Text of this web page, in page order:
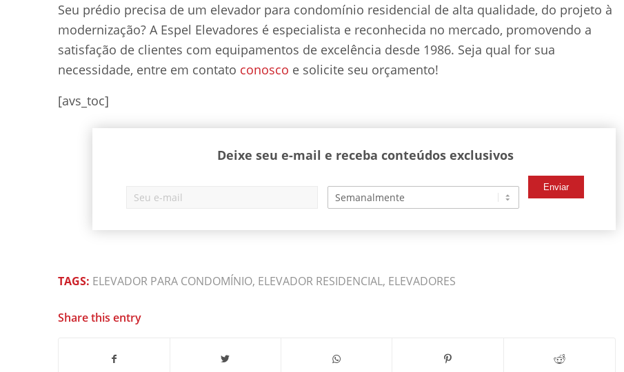
Seu prédio precisa de um elevador para condomínio residencial de alta qualidade, do projeto à
modernização? A Espel Elevadores é especialista e reconhecida no mercado, promovendo a
satisfação de clientes com equipamentos de excelência desde 1986. Seja qual for sua
necessidade, entre em contato conosco e solicite seu orçamento!
[avs_toc]
Deixe seu e-mail e receba conteúdos exclusivos
TAGS: ELEVADOR PARA CONDOMÍNIO, ELEVADOR RESIDENCIAL, ELEVADORES
Share this entry